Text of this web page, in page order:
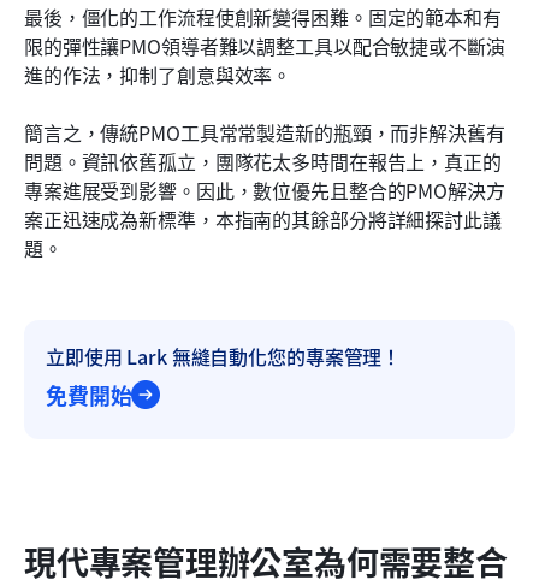
最後，僵化的工作流程使創新變得困難。固定的範本和有
限的彈性讓PMO領導者難以調整工具以配合敏捷或不斷演
進的作法，抑制了創意與效率。
簡言之，傳統PMO工具常常製造新的瓶頸，而非解決舊有
問題。資訊依舊孤立，團隊花太多時間在報告上，真正的
專案進展受到影響。因此，數位優先且整合的PMO解決方
案正迅速成為新標準，本指南的其餘部分將詳細探討此議
題。
立即使用 Lark 無縫自動化您的專案管理！
免費開始
現代專案管理辦公室為何需要整合